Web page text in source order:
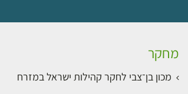
מחקר
מכון בן־צבי לחקר קהילות ישראל במזרח